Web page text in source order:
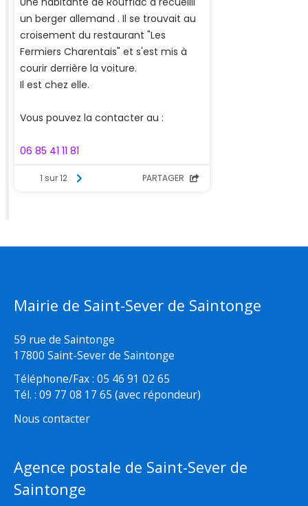
Mairie de Saint-Sever de Saintonge
59 rue de Saintonge
17800 Saint-Sever de Saintonge
Téléphone/Fax : 05 46 91 02 65
Tél. : 09 77 08 17 65 (avec répondeur)
Nous contacter
Agence postale de Saint-Sever de
Saintonge